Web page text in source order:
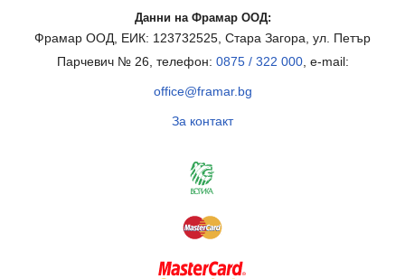
Данни на Фрамар ООД:
Фрамар ООД, ЕИК: 123732525, Стара Загора, ул. Петър
Парчевич № 26, телефон: 0875 / 322 000, e-mail:
office@framar.bg
За контакт